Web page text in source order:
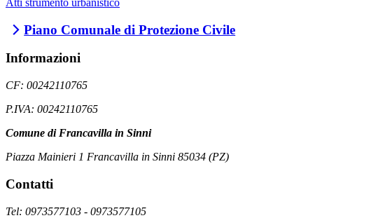
Atti strumento urbanistico
Piano Comunale di Protezione Civile
Informazioni
CF: 00242110765
P.IVA: 00242110765
Comune di Francavilla in Sinni
Piazza Mainieri 1 Francavilla in Sinni 85034 (PZ)
Contatti
Tel: 0973577103 - 0973577105